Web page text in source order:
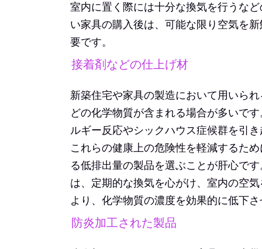
室内に置く際には十分な換気を行うな
い家具の購入後は、可能な限り空気を
要です。
接着剤などの仕上げ材
新築住宅や家具の製造において用いら
どの化学物質が含まれる場合が多いで
ルギー反応やシックハウス症候群を引
これらの健康上の危険性を軽減するた
る低排出量の製品を選ぶことが肝心で
は、定期的な換気を心がけ、室内の空
より、化学物質の濃度を効果的に低下
防炎加工された製品